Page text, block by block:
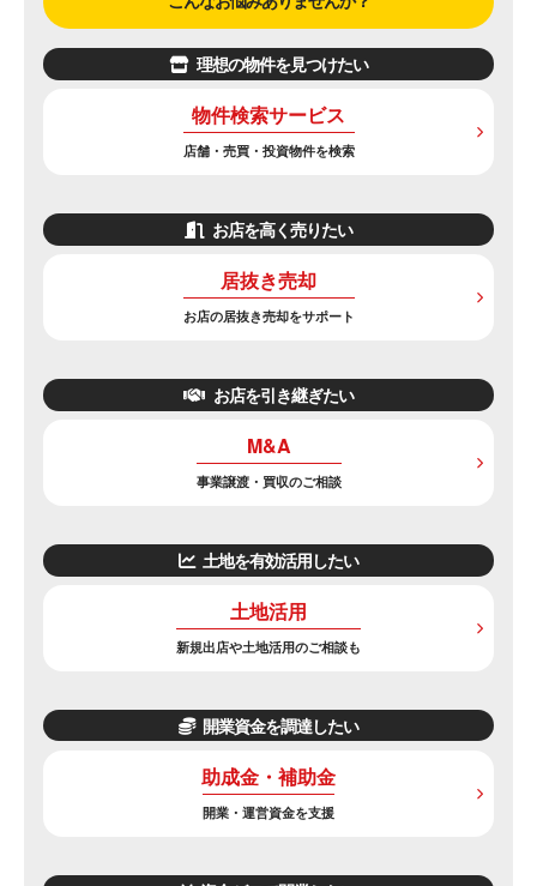
理想の物件を見つけたい
物件検索サービス
店舗・売買・投資物件を検索
お店を高く売りたい
居抜き売却
お店の居抜き売却をサポート
お店を引き継ぎたい
M&A
事業譲渡・買収のご相談
土地を有効活用したい
土地活用
新規出店や土地活用のご相談も
開業資金を調達したい
助成金・補助金
開業・運営資金を支援